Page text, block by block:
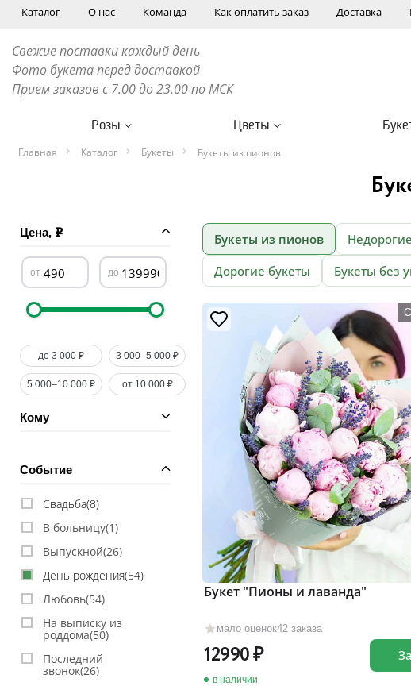
Каталог О нас Команда Как оплатить заказ Доставка
Свежие поставки каждый день
Фото букета перед доставкой
Прием заказов с 7.00 до 23.00 по МСК
Розы Цветы
Главная Каталог Букеты Букеты из пионов
Цена,
до 3 000 ₽ 3 000–5 000 ₽
5 000–10 000 ₽ от 10 000 ₽
Кому
Событие
Свадьба(8)
В больницу(1)
Выпускной(26)
День рождения(54)
Любовь(54)
На выписку из
роддома(50)
Последний
звонок(26)
Букеты из пионов
Дорогие букеты
Букеты без
мало оценок42 заказа
Букет "Пионы и лаванда"
12990
в наличии